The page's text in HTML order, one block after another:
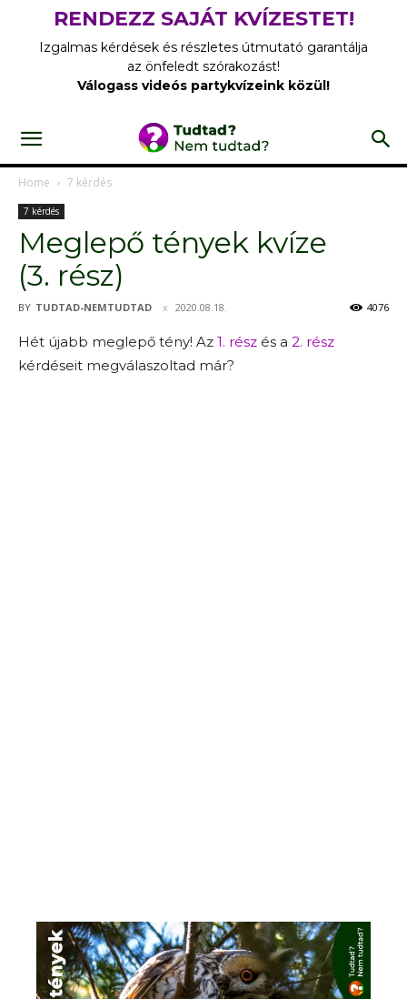
RENDEZZ SAJÁT KVÍZESTET!
Izgalmas kérdések és részletes útmutató garantálja
az önfeledt szórakozást!
Válogass videós partykvízeink közül!
Home 7 kérdés
7 kérdés
Meglepő tények kvíze
(3. rész)
BY TUDTAD-NEMTUDTAD 2020.08.18. 4076
Hét újabb meglepő tény! Az 1. rész és a 2. rész
kérdéseit megválaszoltad már?